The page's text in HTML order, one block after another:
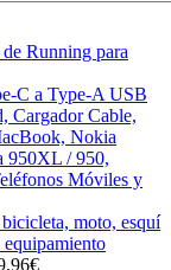
Running para
C a Type-A USB
Cargador Cable,
Nokia
950XL / 950,
Móviles y
moto, esquí
€